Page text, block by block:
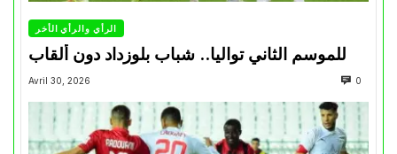
الرأي والرأي الأخر
للموسم الثاني تواليا.. شباب بلوزداد دون ألقاب
Avril 30, 2026 0